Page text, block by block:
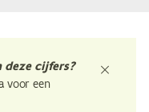
sluiten
deze cijfers?
voor een